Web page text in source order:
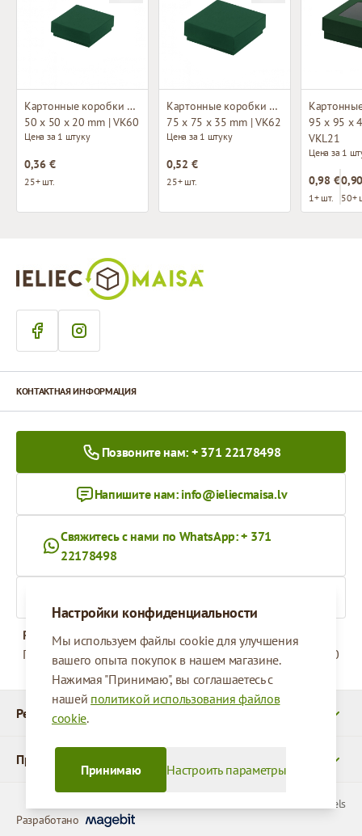
Картонные коробки без окна
50 x 50 x 20 mm | VK60
Цена за 1 штуку
0,36 €
25+ шт.
Картонные коробки без окна
75 x 75 x 35 mm | VK62
Цена за 1 штуку
0,52 €
25+ шт.
95 x 95 x
VKL21
Цена за 1
0,98 €
1+ шт. 50+
Настройки конфиденциальности
Мы используем файлы cookie для улучшения
вашего опыта покупок в нашем магазине.
Нажимая "Принимаю", вы соглашаетесь с
нашей политикой использования файлов
cookie.
Настроить параметры
Принимаю
Реквизиты
Продукты
КОНТАКТНАЯ ИНФОРМАЦИЯ
Позвоните нам: + 371 22178498
Напишите нам: info@ieliecmaisa.lv
Свяжитесь с нами по WhatsApp: + 371
22178498
Рабочее время
Понедельник - Пятница
09:00 - 17:00
© 2026 SIA Parcels
Разработано